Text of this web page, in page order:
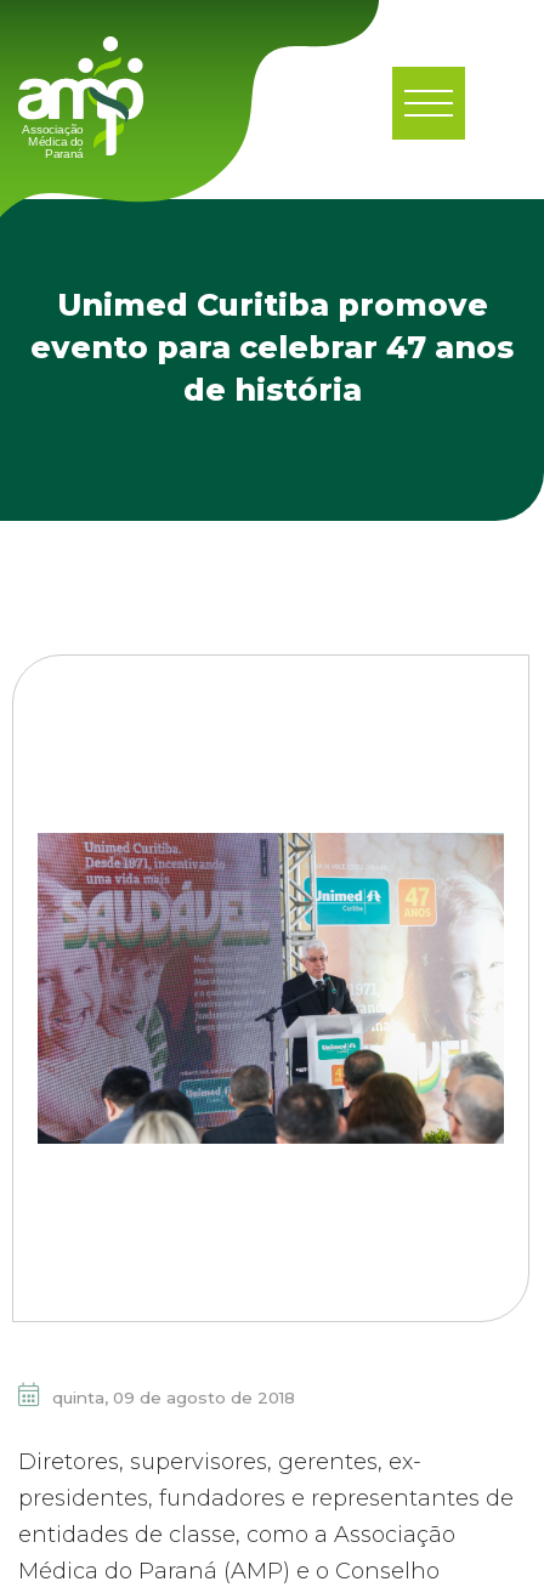
Unimed Curitiba promove
evento para celebrar 47 anos
de história
quinta, 09 de agosto de 2018
Diretores, supervisores, gerentes, ex-
presidentes, fundadores e representantes de
entidades de classe, como a Associação
Médica do Paraná (AMP) e o Conselho